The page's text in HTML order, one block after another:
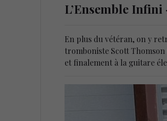
L’Ensemble
En plus du vétéran, on y
tromboniste Scott Thomson
et finalement à la guitare